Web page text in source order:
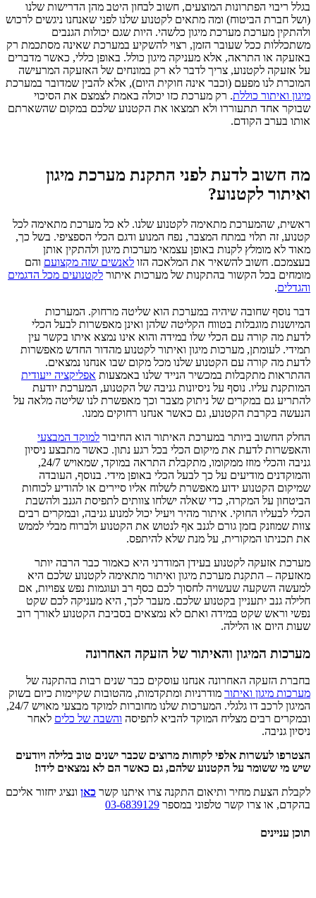
בגלל ריבוי הפתרונות המוצעים, חשוב לבחון היטב מהן הדרישות שלנו
(ושל חברת הביטוח) ומה מתאים לקטנוע שלנו לפני שאנחנו ניגשים לרכוש
ולהתקין מערכת מערכת מיגון כלשהי. היות שגם יכולות הגנבים
משתכללות ככל שעובר הזמן, רצוי להשקיע במערכת שאינה מסתכמת רק
באזעקה או התראה, אלא מעניקה מיגון כולל. באופן כללי, כאשר מדברים
על אזעקה לקטנוע, צריך לדבר לא רק במונחים של האזעקה המרעישה
המוכרת לנו מפעם (וכבר אינה חוקית היום), אלא להבין שמדובר במערכת
מיגון ואיתור כוללת. רק מערכת כזו יכולה באמת לצמצם את הסיכוי
שבוקר אחד תתעוררו ולא תמצאו את הקטנוע שלכם במקום שהשארתם
אותו בערב הקודם.
מה חשוב לדעת לפני התקנת מערכת מיגון
ואיתור לקטנוע?
ראשית, שהמערכת מתאימה לקטנוע שלנו. לא כל מערכת מתאימה לכל
קטנוע, זה תלוי במתח המצבר, נפח המנוע ודגם הכלי הספציפי. בשל כך,
מאוד לא מומלץ לקנות באופן עצמאי מערכות מיגון ולהתקין אותן
בעצמכם. חשוב להשאיר את המלאכה הזו לאנשים שזה מקצועם והם
מומחים בכל הקשור בהתקנות של מערכות איתור לקטנועים מכל הדגמים
והגדלים.
דבר נוסף שחובה שיהיה במערכת הוא שליטה מרחוק. המערכות
המיושנות מוגבלות בטווח הקליטה שלהן ואינן מאפשרות לבעל הכלי
לדעת מה קורה עם הכלי שלו במידה והוא אינו נמצא איתו בקשר עין
תמידי. לעומתן, מערכות מיגון ואיתור לקטנוע מהדור החדש מאפשרות
לדעת מה קורה עם הקטנוע שלנו מכל מקום שבו אנחנו נמצאים.
ההתראות מתקבלות במכשיר הנייד שלנו באמצעות אפליקציה ייעודית
המותקנת עליו. נוסף על ניסיונות גניבה של הקטנוע, המערכת יודעת
להתריע גם במקרים של ניתוק מצבר וכך מאפשרת לנו שליטה מלאה על
הנעשה בקרבת הקטנוע, גם כאשר אנחנו רחוקים ממנו.
החלק החשוב ביותר במערכת האיתור הוא החיבור למוקד המבצעי
והאפשרות לדעת את מיקום הכלי בכל רגע נתון. כאשר מתבצע ניסיון
גניבה והכלי מוזז ממקומו, מתקבלת התראה במוקד, שמאויש 24/7,
והמוקדנים מודיעים על כך לבעל הכלי באופן מידי. בנוסף, העובדה
שמיקום הקטנוע ידוע מאפשרת לשלוח אליו סיירים או להודיע לכוחות
הביטחון על המקרה, כדי שאלה ישלחו צוותים לתפיסת הגנב ולהשבת
הכלי לבעליו החוקי. איתור מהיר ויעיל יכול למנוע גניבה, ובמקרים רבים
צוות שמוזנק בזמן גורם לגנב אף לנטוש את הקטנוע ולברוח מבלי לממש
את תכניתו המקורית, על מנת שלא להיתפס.
מערכת אזעקה לקטנוע בעידן המודרני היא כאמור כבר הרבה יותר
מאזעקה – התקנת מערכת מיגון ואיתור מתאימה לקטנוע שלכם היא
למעשה השקעה שעשויה לחסוך לכם כסף רב ועוגמות נפש צפויות, אם
חלילה גנב יתעניין בקטנוע שלכם. מעבר לכך, היא מעניקה לכם שקט
נפשי וראש שקט במידה ואתם לא נמצאים בסביבת הקטנוע לאורך רוב
שעות היום או הלילה.
מערכות המיגון והאיתור של הזעקה האחרונה
בחברת הזעקה האחרונה אנחנו עוסקים כבר שנים רבות בהתקנה של
מערכות מיגון ואיתור מודרניות ומתקדמות, מהטובות שקיימות כיום בשוק
המיגון לרכב דו גלגלי. המערכות שלנו מחוברות למוקד מבצעי מאויש 24/7,
ובמקרים רבים מצליח המוקד להביא לתפיסה והשבה של כלים לאחר
ניסיון גניבה.
הצטרפו לעשרות אלפי לקוחות מרוצים שכבר ישנים טוב בלילה ויודעים
שיש מי ששומר על הקטנוע שלהם, גם כאשר הם לא נמצאים לידו!
לקבלת הצעת מחיר ותיאום התקנה צרו איתנו קשר כאן ונציג יחזור אליכם
בהקדם, או צרו קשר טלפוני במספר 03-6839129
תוכן עניינים